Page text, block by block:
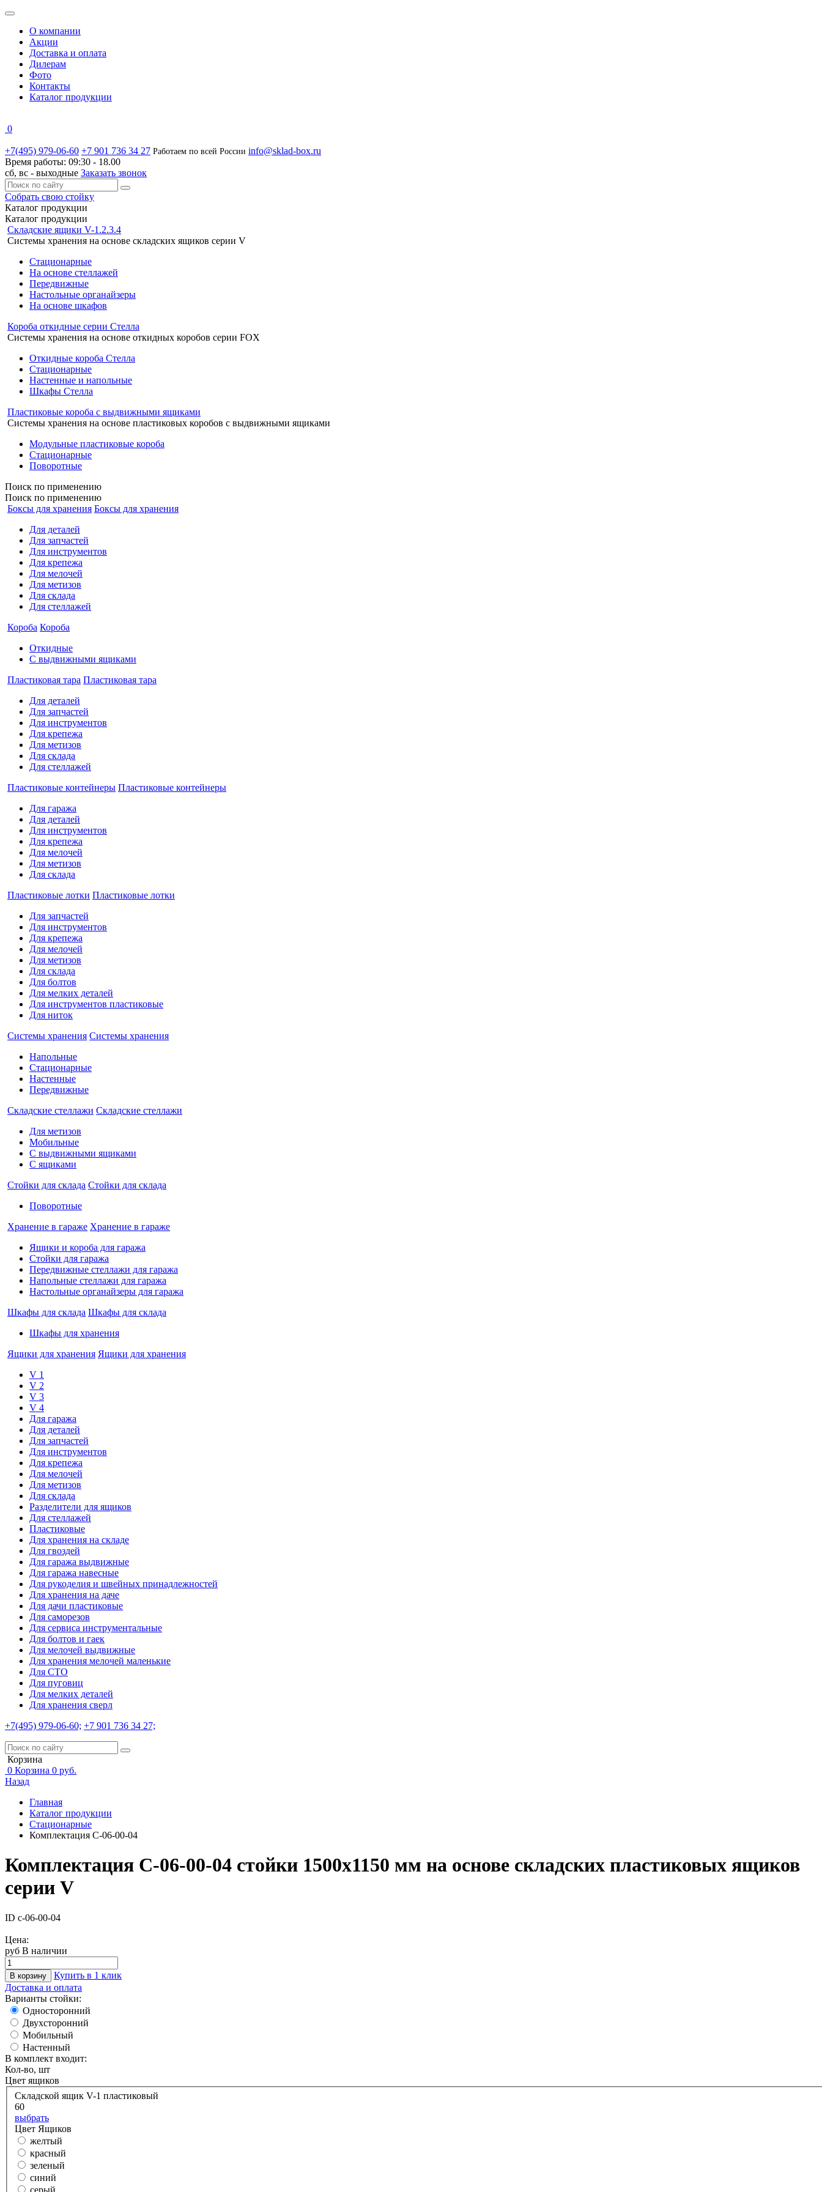
О компании
Акции
Доставка и оплата
Дилерам
Фото
Контакты
Каталог продукции
0
+7(495) 979-06-60 +7 901 736 34 27 Работаем по всей России info@sklad-box.ru
Время работы: 09:30 - 18.00
сб, вс - выходные Заказать звонок
Собрать свою стойку
Каталог продукции
Каталог продукции
Складские ящики V-1.2.3.4
Системы хранения на основе складских ящиков серии V
Стационарные
На основе стеллажей
Передвижные
Настольные органайзеры
На основе шкафов
Короба откидные серии Стелла
Системы хранения на основе откидных коробов серии FOX
Откидные короба Стелла
Стационарные
Настенные и напольные
Шкафы Стелла
Пластиковые короба с выдвижными ящиками
Системы хранения на основе пластиковых коробов с выдвижными ящиками
Модульные пластиковые короба
Стационарные
Поворотные
Поиск по применению
Поиск по применению
Боксы для хранения Боксы для хранения
Для деталей
Для запчастей
Для инструментов
Для крепежа
Для мелочей
Для метизов
Для склада
Для стеллажей
Короба Короба
Откидные
С выдвижными ящиками
Пластиковая тара Пластиковая тара
Для деталей
Для запчастей
Для инструментов
Для крепежа
Для метизов
Для склада
Для стеллажей
Пластиковые контейнеры Пластиковые контейнеры
Для гаража
Для деталей
Для инструментов
Для крепежа
Для мелочей
Для метизов
Для склада
Пластиковые лотки Пластиковые лотки
Для запчастей
Для инструментов
Для крепежа
Для мелочей
Для метизов
Для склада
Для болтов
Для мелких деталей
Для инструментов пластиковые
Для ниток
Системы хранения Системы хранения
Напольные
Стационарные
Настенные
Передвижные
Складские стеллажи Складские стеллажи
Для метизов
Мобильные
С выдвижными ящиками
С ящиками
Стойки для склада Стойки для склада
Поворотные
Хранение в гараже Хранение в гараже
Ящики и короба для гаража
Стойки для гаража
Передвижные стеллажи для гаража
Напольные стеллажи для гаража
Настольные органайзеры для гаража
Шкафы для склада Шкафы для склада
Шкафы для хранения
Ящики для хранения Ящики для хранения
V 1
V 2
V 3
V 4
Для гаража
Для деталей
Для запчастей
Для инструментов
Для крепежа
Для мелочей
Для метизов
Для склада
Разделители для ящиков
Для стеллажей
Пластиковые
Для хранения на складе
Для гвоздей
Для гаража выдвижные
Для гаража навесные
Для рукоделия и швейных принадлежностей
Для хранения на даче
Для дачи пластиковые
Для саморезов
Для сервиса инструментальные
Для болтов и гаек
Для мелочей выдвижные
Для хранения мелочей маленькие
Для СТО
Для пуговиц
Для мелких деталей
Для хранения сверл
+7(495) 979-06-60; +7 901 736 34 27;
Корзина
0 Корзина 0 руб.
Назад
Главная
Каталог продукции
Стационарные
Комплектация С-06-00-04
Комплектация С-06-00-04 стойки 1500х1150 мм на основе складских пластиковых ящиков
серии V
ID с-06-00-04
Цена:
руб В наличии
В корзину
Купить в 1 клик
Доставка и оплата
Варианты стойки:
Односторонний
Двухсторонний
Мобильный
Настенный
В комплект входит:
Кол-во, шт
Цвет ящиков
Складской ящик V-1 пластиковый
60
выбрать
Цвет Ящиков
желтый
красный
зеленый
синий